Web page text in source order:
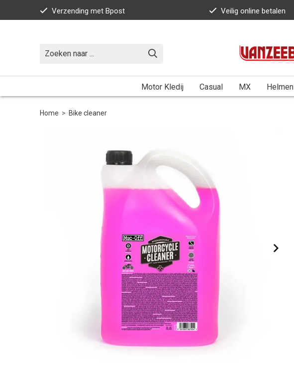
Verzending met Bpost Veilig online betalen
Motor Kledij Casual MX Helmen
Home > Bike cleaner